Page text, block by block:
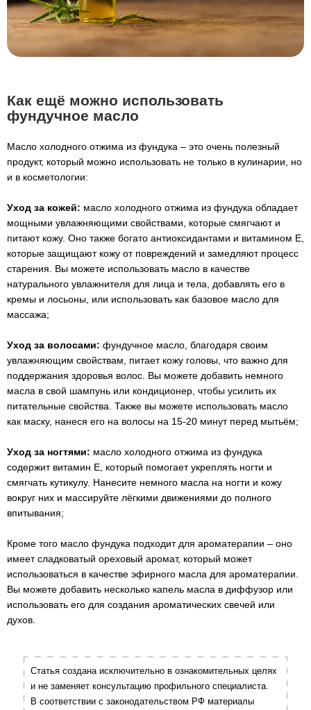
Как ещё можно использовать
фундучное масло
Масло холодного отжима из фундука – это очень полезный
продукт, который можно использовать не только в кулинарии, но
и в косметологии:
Уход за кожей: масло холодного отжима из фундука обладает
мощными увлажняющими свойствами, которые смягчают и
питают кожу. Оно также богато антиоксидантами и витамином Е,
которые защищают кожу от повреждений и замедляют процесс
старения. Вы можете использовать масло в качестве
натурального увлажнителя для лица и тела, добавлять его в
кремы и лосьоны, или использовать как базовое масло для
массажа;
Уход за волосами: фундучное масло, благодаря своим
увлажняющим свойствам, питает кожу головы, что важно для
поддержания здоровья волос. Вы можете добавить немного
масла в свой шампунь или кондиционер, чтобы усилить их
питательные свойства. Также вы можете использовать масло
как маску, нанеся его на волосы на 15-20 минут перед мытьём;
Уход за ногтями: масло холодного отжима из фундука
содержит витамин Е, который помогает укреплять ногти и
смягчать кутикулу. Нанесите немного масла на ногти и кожу
вокруг них и массируйте лёгкими движениями до полного
впитывания;
Кроме того масло фундука подходит для ароматерапии – оно
имеет сладковатый ореховый аромат, который может
использоваться в качестве эфирного масла для ароматерапии.
Вы можете добавить несколько капель масла в диффузор или
использовать его для создания ароматических свечей или
духов.
Статья создана исключительно в ознакомительных целях
и не заменяет консультацию профильного специалиста.
В соответствии с законодательством РФ материалы